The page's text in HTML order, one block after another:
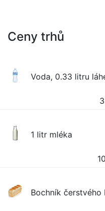
Ceny trhů
Voda, 0.33 litru
1 litr mléka
Bochník